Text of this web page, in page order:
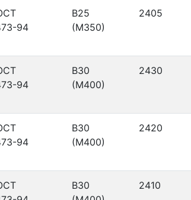
94
В25
(М350)
2405
94
В30
(М400)
2430
94
В30
(М400)
2420
В30
2410